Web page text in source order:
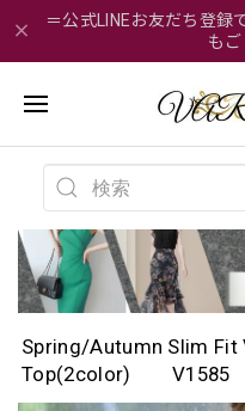
＝公式LINEお友だち登録
も
Spring/Autumn Slim Fit
Top(2color) V1585